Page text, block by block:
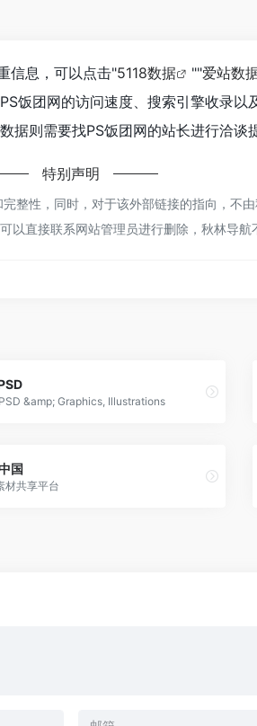
信息，可以点击"5118数据 ""爱站数
饭团网的访问速度、搜索引擎收录
则需要找PS饭团网的站长进行洽谈
特别声明
整性，同时，对于该外部链接的指向，不
直接联系网站管理员进行删除，秋林导航
&amp; Graphics, Illustrations
国
材共享平台